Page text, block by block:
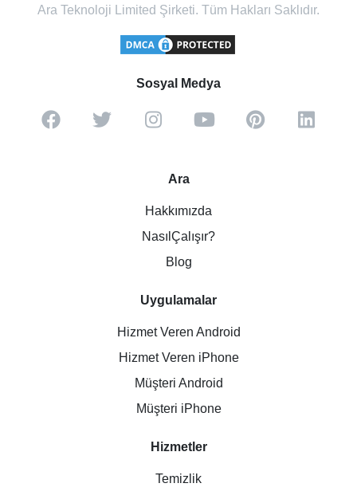
Ara Teknoloji Limited Şirketi. Tüm Hakları Saklıdır.
Sosyal Medya
Ara
Hakkımızda
NasılÇalışır?
Blog
Uygulamalar
Hizmet Veren Android
Hizmet Veren iPhone
Müşteri Android
Müşteri iPhone
Hizmetler
Temizlik